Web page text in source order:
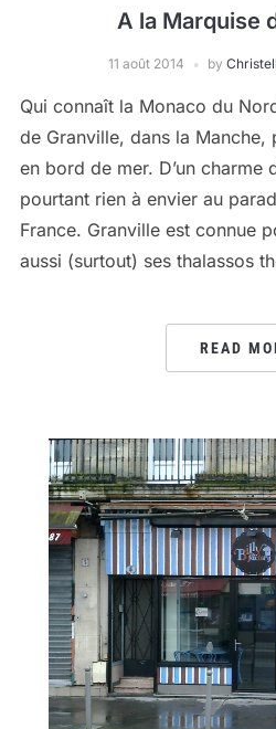
A la Marquise
11 août 2014 by
Qui connaît la Monaco du
de Granville, dans la Manche,
en bord de mer. D’un charme
pourtant rien à envier au
France. Granville est connue
aussi (surtout) ses thalassos
READ